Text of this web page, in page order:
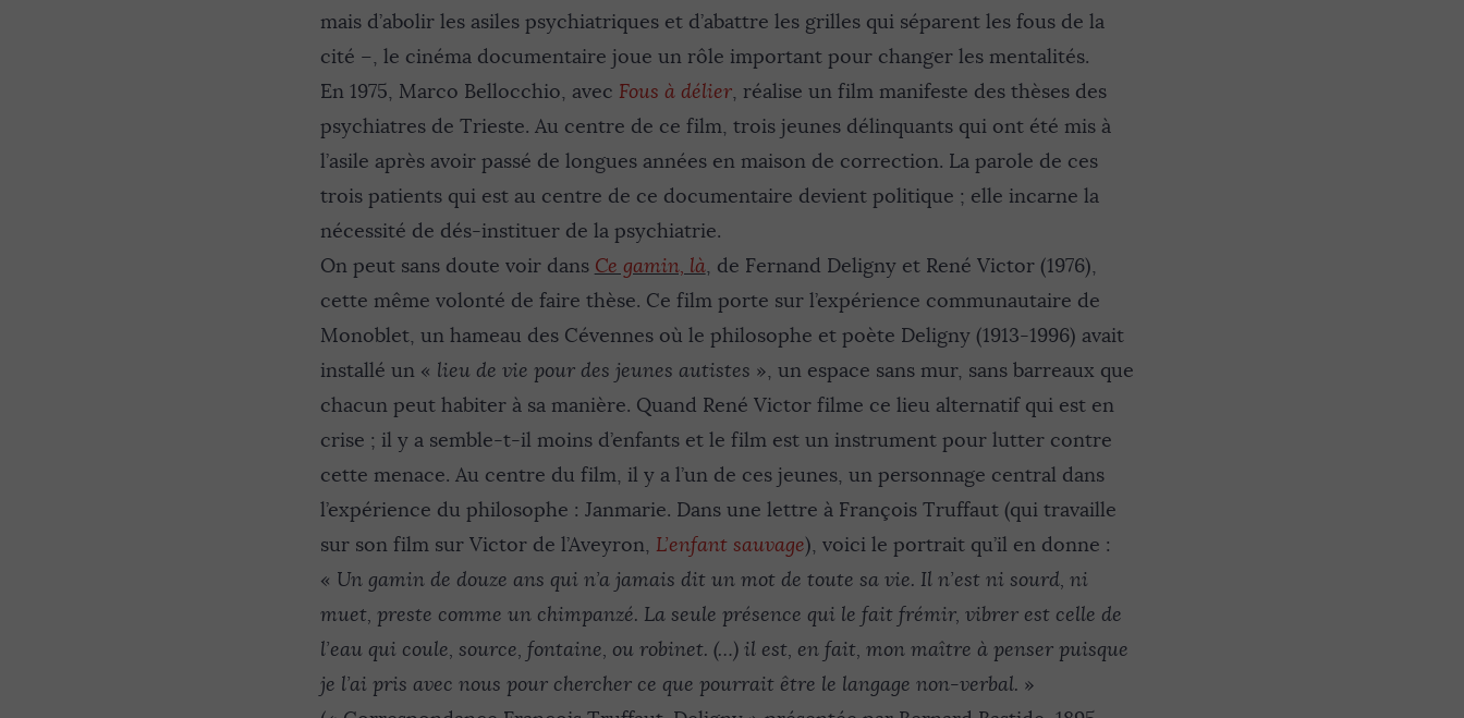
mais d’abolir les asiles psychiatriques et d’abattre les grilles qui séparent les fous de la
cité –, le cinéma documentaire joue un rôle important pour changer les mentalités.
En 1975, Marco Bellocchio, avec Fous à délier, réalise un film manifeste des thèses des
psychiatres de Trieste. Au centre de ce film, trois jeunes délinquants qui ont été mis à
l’asile après avoir passé de longues années en maison de correction. La parole de ces
trois patients qui est au centre de ce documentaire devient politique ; elle incarne la
nécessité de dés-instituer de la psychiatrie.
On peut sans doute voir dans Ce gamin, là, de Fernand Deligny et René Victor (1976),
cette même volonté de faire thèse. Ce film porte sur l’expérience communautaire de
Monoblet, un hameau des Cévennes où le philosophe et poète Deligny (1913-1996) avait
installé un « lieu de vie pour des jeunes autistes », un espace sans mur, sans barreaux que
chacun peut habiter à sa manière. Quand René Victor filme ce lieu alternatif qui est en
crise ; il y a semble-t-il moins d’enfants et le film est un instrument pour lutter contre
cette menace. Au centre du film, il y a l’un de ces jeunes, un personnage central dans
l’expérience du philosophe : Janmarie. Dans une lettre à François Truffaut (qui travaille
sur son film sur Victor de l’Aveyron, L’enfant sauvage), voici le portrait qu’il en donne :
« Un gamin de douze ans qui n’a jamais dit un mot de toute sa vie. Il n’est ni sourd, ni
muet, preste comme un chimpanzé. La seule présence qui le fait frémir, vibrer est celle de
l’eau qui coule, source, fontaine, ou robinet. (…) il est, en fait, mon maître à penser puisque
je l’ai pris avec nous pour chercher ce que pourrait être le langage non-verbal. »